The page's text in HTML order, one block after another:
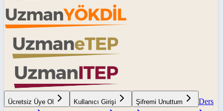
Ücretsiz Üye Ol Kullanıcı Girişi Şifremi Unuttum
Ders